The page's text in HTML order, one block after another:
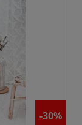
-30%